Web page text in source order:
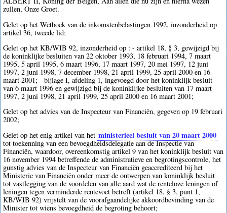
zullen, Onze Groet.
Gelet op het Wetboek van de inkomstenbelastingen 1992, inzonderheid op
artikel 36, tweede lid;
Gelet op het KB/WIB 92, inzonderheid op : - artikel 18, § 3, gewijzigd bij
de koninklijke besluiten van 22 oktober 1993, 18 februari 1994, 7 maart
1995, 5 april 1995, 6 maart 1996, 17 maart 1997, 20 mei 1997, 12 juni
1997, 2 juni 1998, 7 december 1998, 21 april 1999, 25 april 2000 en 16
maart 2001; - bijlage I, afdeling 1, ingevoegd door het koninklijk besluit
van 6 maart 1996 en gewijzigd bij de koninklijke besluiten van 17 maart
1997, 2 juni 1998, 21 april 1999, 25 april 2000 en 16 maart 2001;
Gelet op het advies van de Inspecteur van Financiën, gegeven op 19 februari
2002;
Gelet op het enig artikel van het ministerieel besluit van 20 maart 2000
tot toekenning van een bevoegdheidsdelegatie aan de Inspectie van
Financiën, waardoor, overeenkomstig artikel 9 van het koninklijk besluit van
16 november 1994 betreffende de administratieve en begrotingscontrole, het
gunstig advies van de Inspecteur van Financiën geaccrediteerd bij het
Ministerie van Financiën onder meer de ontwerpen van koninklijk besluit
tot vastlegging van de voordelen van alle aard wat de renteloze leningen of
leningen tegen verminderde rentevoet betreft (artikel 18, § 3, punt 1,
KB/WIB 92) vrijstelt van de voorafgaandelijke akkoordbevinding van de
Minister tot wiens bevoegdheid de begroting behoort;